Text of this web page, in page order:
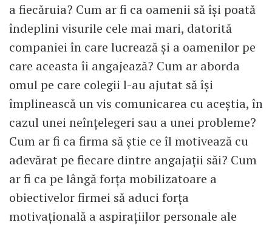
a fiecăruia? Cum ar fi ca oamenii să îşi poată
îndeplini visurile cele mai mari, datorită
companiei în care lucrează şi a oamenilor pe
care aceasta îi angajează? Cum ar aborda
omul pe care colegii l-au ajutat să își
împlinească un vis comunicarea cu aceștia, în
cazul unei neînţelegeri sau a unei probleme?
Cum ar fi ca firma să ştie ce îl motivează cu
adevărat pe fiecare dintre angajaţii săi? Cum
ar fi ca pe lângă forţa mobilizatoare a
obiectivelor firmei să aduci forţa
motivaţională a aspiraţiilor personale ale